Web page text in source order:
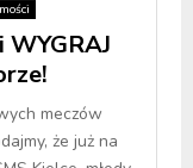
WYGRAJ
meczów
że już na